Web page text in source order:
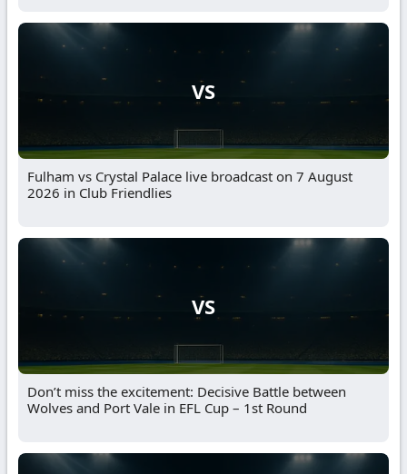
VS
Fulham vs Crystal Palace live broadcast on 7 August
2026 in Club Friendlies
VS
Don’t miss the excitement: Decisive Battle between
Wolves and Port Vale in EFL Cup – 1st Round